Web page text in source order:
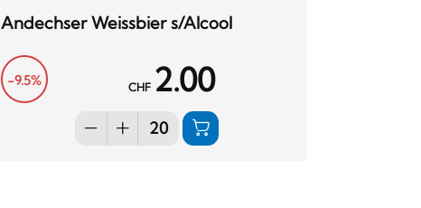
Andechser Weissbier s/Alcool
-9.5% CHF 2.00